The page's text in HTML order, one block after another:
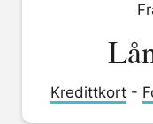
Kredittkort -